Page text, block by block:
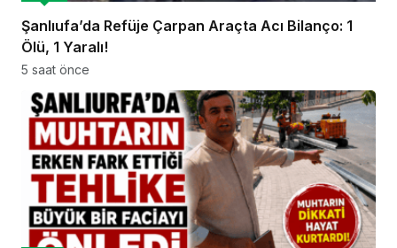
Şanlıufa’da Refüje Çarpan Araçta Acı Bilanço: 1
Ölü, 1 Yaralı!
5 saat önce